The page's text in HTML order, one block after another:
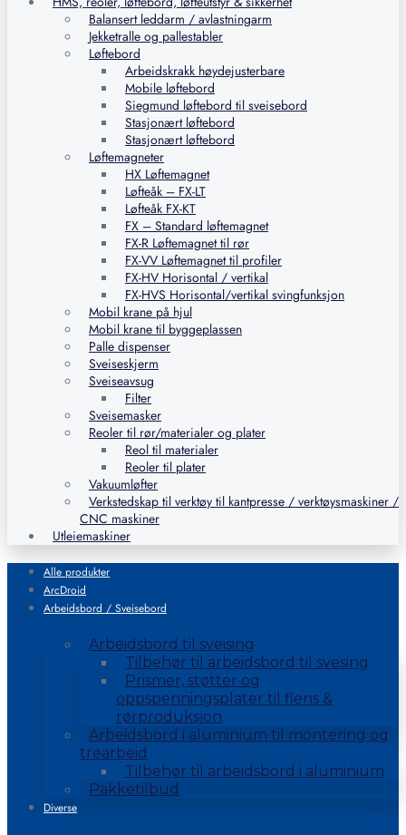
Balansert leddarm / avlastningarm
Jekketralle og pallestabler
Løftebord
Arbeidskrakk høydejusterbare
Mobile løftebord
Siegmund løftebord til sveisebord
Stasjonært løftebord
Stasjonært løftebord
Løftemagneter
HX Løftemagnet
Løfteåk – FX-LT
Løfteåk FX-KT
FX – Standard løftemagnet
FX-R Løftemagnet til rør
FX-VV Løftemagnet til profiler
FX-HV Horisontal / vertikal
FX-HVS Horisontal/vertikal svingfunksjon
Mobil krane på hjul
Mobil krane til byggeplassen
Palle dispenser
Sveiseskjerm
Sveiseavsug
Filter
Sveisemasker
Reoler til rør/materialer og plater
Reol til materialer
Reoler til plater
Vakuumløfter
Verkstedskap til verktøy til kantpresse / verktøysmaskiner /
CNC maskiner
Utleiemaskiner
Alle produkter
ArcDroid
Arbeidsbord / Sveisebord
Arbeidsbord til sveising
Tilbehør til arbeidsbord til svesing
Prismer, støtter og
oppspenningsplater til flens &
rørproduksjon
Arbeidsbord i aluminium til montering og
trearbeid
Tilbehør til arbeidsbord i aluminium
Pakketilbud
Diverse